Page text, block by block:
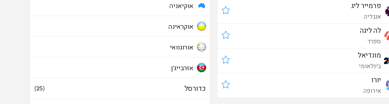
פרמייר ליג
אנגליה
לה ליגה
ספרד
מונדיאל
בינלאומי
יורו
אירופה
אוקיאניה
אוקראינה
אורוגוואי
אזרבייג'ן
איטליה
כדורסל (25)